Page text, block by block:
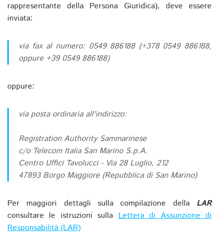
rappresentante della Persona Giuridica), deve essere
inviata:
via fax al numero: 0549 886188 (+378 0549 886188,
oppure +39 0549 886188)
oppure:
via posta ordinaria all'indirizzo:
Registration Authority Sammarinese
c/o Telecom Italia San Marino S.p.A.
Centro Uffici Tavolucci - Via 28 Luglio, 212
47893 Borgo Maggiore (Repubblica di San Marino)
Per maggiori dettagli sulla compilazione della LAR
consultare le istruzioni sullaLettera di Assunzione di
Responsabilità (LAR)